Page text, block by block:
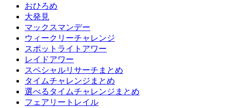
おひろめ
大発見
マックスマンデー
ウィークリーチャレンジ
スポットライトアワー
レイドアワー
スペシャルリサーチまとめ
タイムチャレンジまとめ
選べるタイムチャレンジまとめ
フェアリートレイル